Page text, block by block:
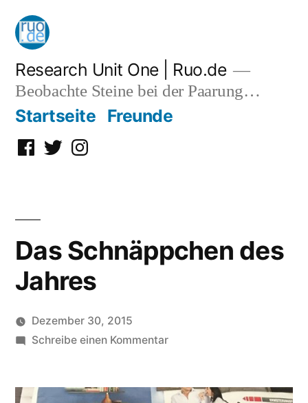
Zum
Inhalt
springen
Research Unit One | Ruo.de
Beobachte Steine bei der Paarung…
Startseite Freunde
Facebook
TwitterInstagram
Das Schnäppchen des
Jahres
Veröffentlicht
soundbites
Dezember 30, 2015
Schreibe einen Kommentarzu
des